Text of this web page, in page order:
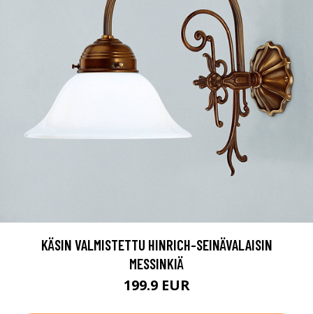
KÄSIN VALMISTETTU HINRICH-SEINÄVALAISIN
MESSINKIÄ
199.9 EUR